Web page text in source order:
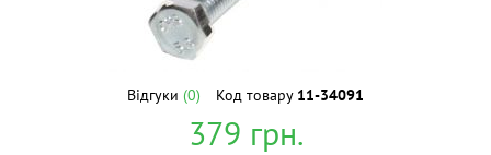
Відгуки (0) Код товару 11-34091
379 грн.